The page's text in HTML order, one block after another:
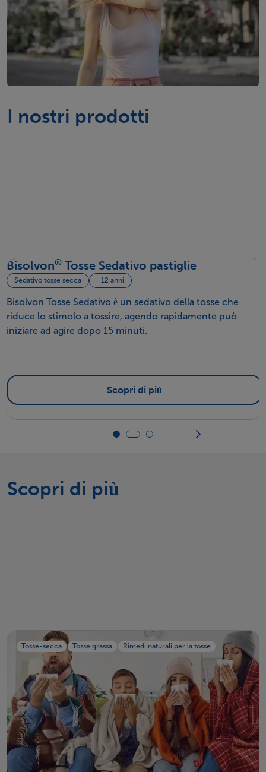
I nostri prodotti
Bisolvon® Tosse Sedativo pastiglie
Sedativo tosse secca +12 anni
Bisolvon Tosse Sedativo è un sedativo della tosse che
riduce lo stimolo a tossire, agendo rapidamente può
iniziare ad agire dopo 15 minuti.
Scopri di più
Scopri di più
Tosse-secca Tosse grassa Rimedi naturali per la tosse